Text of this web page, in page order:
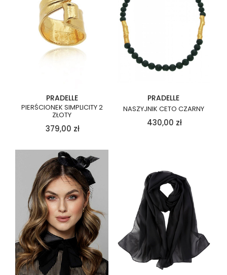
PRADELLE
PIERŚCIONEK SIMPLICITY 2
ZŁOTY
379,00 zł
PRADELLE
NASZYJNIK CETO CZARNY
430,00 zł